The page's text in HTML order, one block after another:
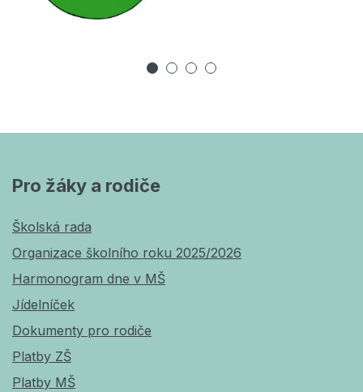
Pro žáky a rodiče
Školská rada
Organizace školního roku 2025/2026
Harmonogram dne v MŠ
Jídelníček
Dokumenty pro rodiče
Platby ZŠ
Platby MŠ